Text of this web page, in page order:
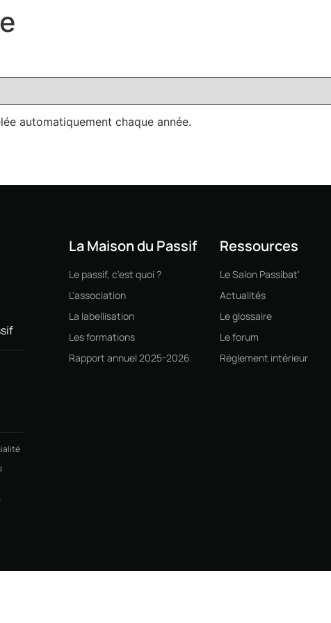
automatiquement chaque année.
La Maison du Passif
Le passif, c'est quoi ?
L'association
La labellisation
Les formations
Rapport annuel 2025-2026
Ressources
Le Salon Passibat'
Actualités
Le glossaire
Le forum
Réglement intérieur